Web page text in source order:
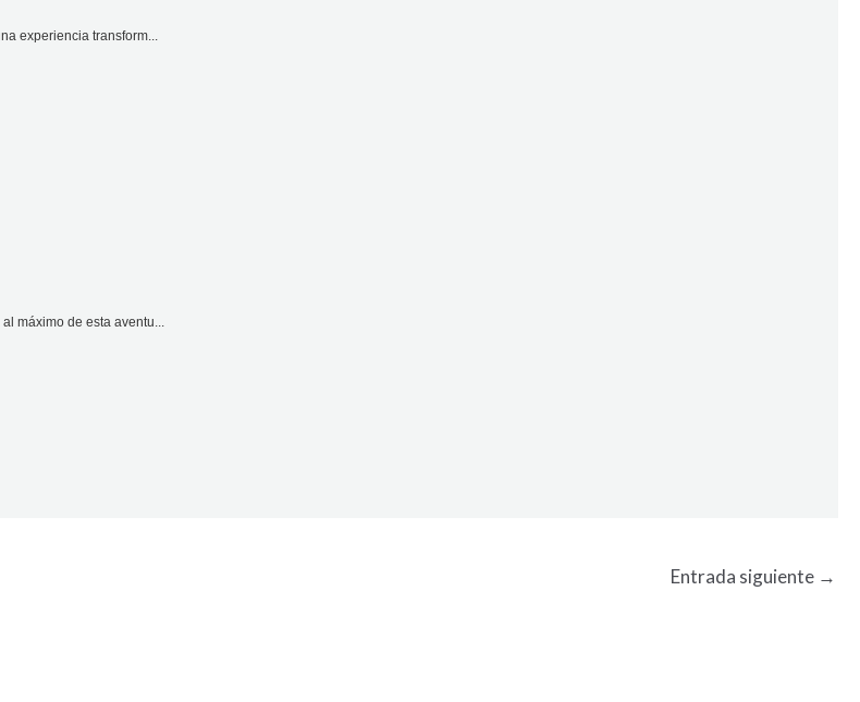
experiencia transform...
máximo de esta aventu...
Entrada siguiente →